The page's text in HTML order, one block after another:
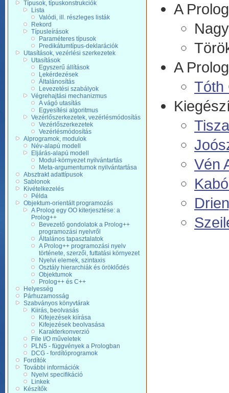
Típusok, típuskonstrukciók
Lista
Valódi, ill. részleges listák
Rekord
Típusleírások
Paraméteres típusok
Predikátumtípus-deklarációk
Utasítások, vezérlési szerkezetek
Utasítások
Egyszerű állítások
Lekérdezések
Általánosítás
Levezetési szabályok
Végrehajtási mechanizmus
A vágó utasítás
Egyesítési algoritmus
Vezérlőszerkezetek, vezérlésmódosítás
Vezérlőszerkezetek
Vezérlésmódosítás
Alprogramok, modulok
Név-alapú modell
Eljárás-alapú modell
Modul-környezet nyilvántartás
Meta-argumentumok nyilvántartása
Absztrakt adattípusok
Sablonok
Kivételkezelés
Példa
Objektum-orientált programozás
A Prolog egy OO kiterjesztése: a
Prolog++
Bevezető gondolatok a Prolog++
programozási nyelvről
Általános tapasztalatok
A Prolog++ programozási nyelv
története, szerzői, futtatási környezet
Nyelvi elemek, szintaxis
Osztály hierarchiák és öröklődés
Objektumok
Prolog++ és C++
Helyesség
Párhuzamosság
Szabványos könyvtárak
Kiirás, beolvasás
Kifejezések kiírása
Kifejezések beolvasása
Karakterkonverzió
File I/O műveletek
PLN5 - függvények a Prologban
DCG - fordítóprogramok
Fordítók
További információk
Nyelvi specifikáció
Linkek
Készítők
A
A
Tóth
Vén